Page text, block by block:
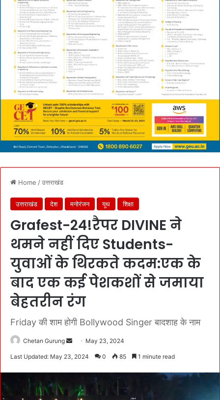
Home /उत्तराखंड
उत्तराखंड देश मनोरंजन यूथ शिक्षा
Grafest-24!रैपर DIVINE ने
थमने नहीं दिए Students-
युवाओं के थिरकते कदम:एक के
बाद एक कई पेशकशों से जमाया
बेहतरीन रंग
Friday की शाम होगी Bollywood Singer बादशाह के नाम
Chetan Gurung May 23, 2024
Last Updated: May 23, 2024 0 85 1 minute read